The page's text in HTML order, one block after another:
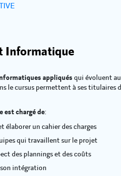
Informatique
appliquésqui évoluent au
le cursus permettent à ses
est chargé de:
un cahier des charges
qui travaillent sur le projet
des plannings et des coûts
intégration